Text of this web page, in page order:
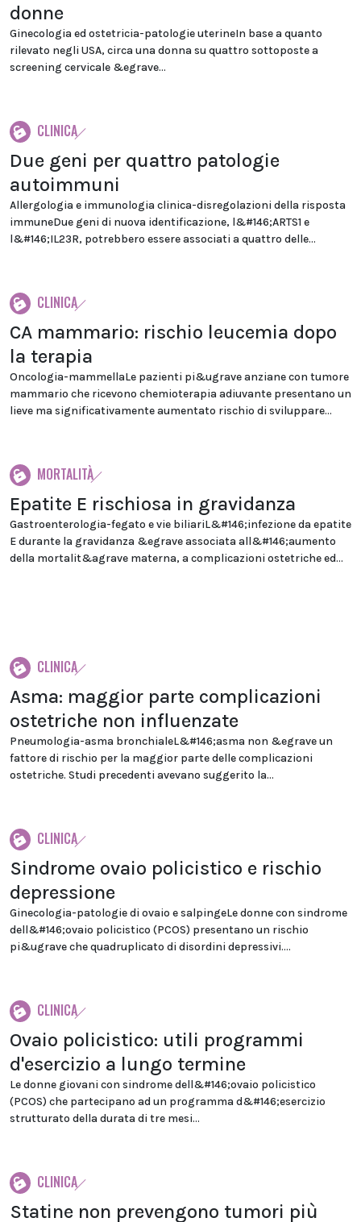
donne
Ginecologia ed ostetricia-patologie uterineIn base a quanto
rilevato negli USA, circa una donna su quattro sottoposte a
screening cervicale &egrave...
CLINICA
Due geni per quattro patologie
autoimmuni
Allergologia e immunologia clinica-disregolazioni della risposta
immuneDue geni di nuova identificazione, l&#146;ARTS1 e
l&#146;IL23R, potrebbero essere associati a quattro delle...
CLINICA
CA mammario: rischio leucemia dopo
la terapia
Oncologia-mammellaLe pazienti pi&ugrave anziane con tumore
mammario che ricevono chemioterapia adiuvante presentano un
lieve ma significativamente aumentato rischio di sviluppare...
MORTALITÀ
Epatite E rischiosa in gravidanza
Gastroenterologia-fegato e vie biliariL&#146;infezione da epatite
E durante la gravidanza &egrave associata all&#146;aumento
della mortalit&agrave materna, a complicazioni ostetriche ed...
CLINICA
Asma: maggior parte complicazioni
ostetriche non influenzate
Pneumologia-asma bronchialeL&#146;asma non &egrave un
fattore di rischio per la maggior parte delle complicazioni
ostetriche. Studi precedenti avevano suggerito la...
CLINICA
Sindrome ovaio policistico e rischio
depressione
Ginecologia-patologie di ovaio e salpingeLe donne con sindrome
dell&#146;ovaio policistico (PCOS) presentano un rischio
pi&ugrave che quadruplicato di disordini depressivi....
CLINICA
Ovaio policistico: utili programmi
d'esercizio a lungo termine
Le donne giovani con sindrome dell&#146;ovaio policistico
(PCOS) che partecipano ad un programma d&#146;esercizio
strutturato della durata di tre mesi...
CLINICA
Statine non prevengono tumori più